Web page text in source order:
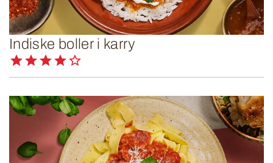
Indiske boller i karry